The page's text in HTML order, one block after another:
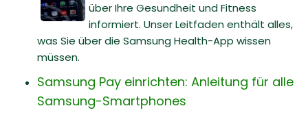
über Ihre Gesundheit und Fitness
informiert. Unser Leitfaden enthält alles,
was Sie über die Samsung Health-App wissen
müssen.
Samsung Pay einrichten: Anleitung für alle
Samsung-Smartphones